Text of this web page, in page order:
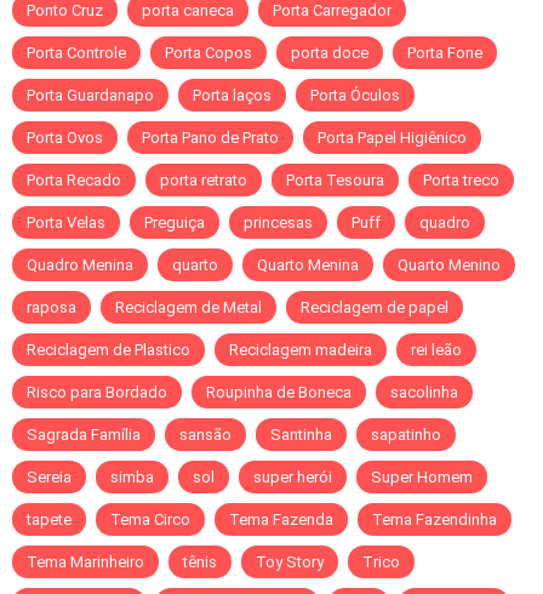
Ponto Cruz porta caneca Porta Carregador
Porta Controle Porta Copos porta doce Porta Fone
Porta Guardanapo Porta laços Porta Óculos
Porta Ovos Porta Pano de Prato Porta Papel Higiênico
Porta Recado porta retrato Porta Tesoura Porta treco
Porta Velas Preguiça princesas Puff quadro
Quadro Menina quarto Quarto Menina Quarto Menino
raposa Reciclagem de Metal Reciclagem de papel
Reciclagem de Plastico Reciclagem madeira rei leão
Risco para Bordado Roupinha de Boneca sacolinha
Sagrada Família sansão Santinha sapatinho
Sereia simba sol super herói Super Homem
tapete Tema Circo Tema Fazenda Tema Fazendinha
Tema Marinheiro tênis Toy Story Trico